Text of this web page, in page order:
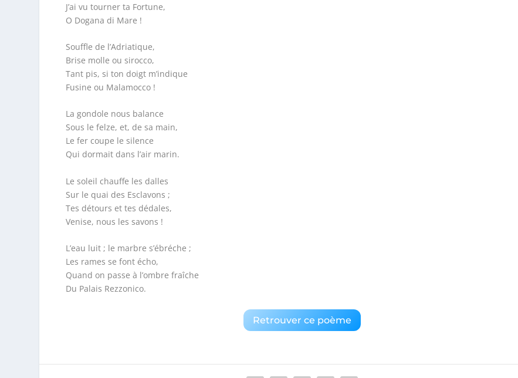
J’ai vu tourner ta Fortune,
O Dogana di Mare !
Souffle de l’Adriatique,
Brise molle ou sirocco,
Tant pis, si ton doigt m’indique
Fusine ou Malamocco !
La gondole nous balance
Sous le felze, et, de sa main,
Le fer coupe le silence
Qui dormait dans l’air marin.
Le soleil chauffe les dalles
Sur le quai des Esclavons ;
Tes détours et tes dédales,
Venise, nous les savons !
L’eau luit ; le marbre s’ébréche ;
Les rames se font écho,
Quand on passe à l’ombre fraîche
Du Palais Rezzonico.
Retrouver ce poème